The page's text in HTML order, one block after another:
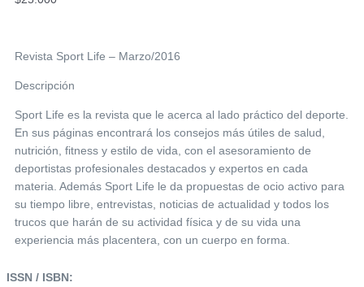
Revista Sport Life – Marzo/2016
Descripción
Sport Life es la revista que le acerca al lado práctico del deporte.
En sus páginas encontrará los consejos más útiles de salud,
nutrición, fitness y estilo de vida, con el asesoramiento de
deportistas profesionales destacados y expertos en cada
materia. Además Sport Life le da propuestas de ocio activo para
su tiempo libre, entrevistas, noticias de actualidad y todos los
trucos que harán de su actividad física y de su vida una
experiencia más placentera, con un cuerpo en forma.
ISSN / ISBN: